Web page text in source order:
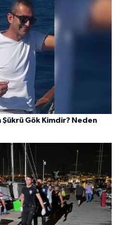
Şükrü Gök Kimdir? Neden